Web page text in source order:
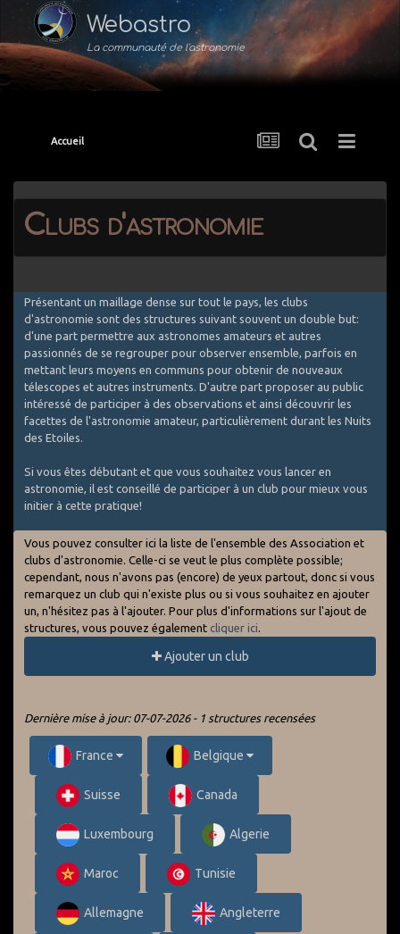
Webastro
La communauté de l'astronomie
Accueil
Clubs d'astronomie
Présentant un maillage dense sur tout le pays, les clubs
d'astronomie sont des structures suivant souvent un double but:
d'une part permettre aux astronomes amateurs et autres
passionnés de se regrouper pour observer ensemble, parfois en
mettant leurs moyens en communs pour obtenir de nouveaux
télescopes et autres instruments. D'autre part proposer au public
intéressé de participer à des observations et ainsi découvrir les
facettes de l'astronomie amateur, particulièrement durant les Nuits
des Etoiles.
Si vous êtes débutant et que vous souhaitez vous lancer en
astronomie, il est conseillé de participer à un club pour mieux vous
initier à cette pratique!
Vous pouvez consulter ici la liste de l'ensemble des Association et
clubs d'astronomie. Celle-ci se veut le plus complète possible;
cependant, nous n'avons pas (encore) de yeux partout, donc si vous
remarquez un club qui n'existe plus ou si vous souhaitez en ajouter
un, n'hésitez pas à l'ajouter. Pour plus d'informations sur l'ajout de
structures, vous pouvez également cliquer ici.
Ajouter un club
Dernière mise à jour: 07-07-2026 - 1 structures recensées
France Belgique
Suisse Canada
Luxembourg Algerie
Maroc Tunisie
Allemagne Angleterre